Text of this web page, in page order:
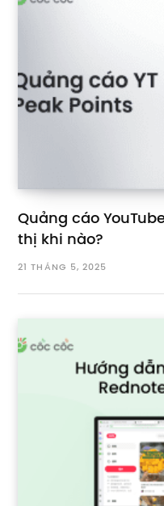
Quảng cáo
thị khi nào?
21 THÁNG 5, 2025